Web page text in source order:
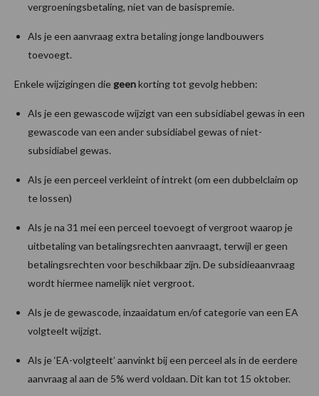
vergroeningsbetaling, niet van de basispremie.
Als je een aanvraag extra betaling jonge landbouwers
toevoegt.
Enkele wijzigingen diegeenkorting tot gevolg hebben:
Als je een gewascode wijzigt van een subsidiabel gewas in een
gewascode van een ander subsidiabel gewas of niet-
subsidiabel gewas.
Als je een perceel verkleint of intrekt (om een dubbelclaim op
te lossen)
Als je na 31 mei een perceel toevoegt of vergroot waarop je
uitbetaling van betalingsrechten aanvraagt, terwijl er geen
betalingsrechten voor beschikbaar zijn. De subsidieaanvraag
wordt hiermee namelijk niet vergroot.
Als je de gewascode, inzaaidatum en/of categorie van een EA
volgteelt wijzigt.
Als je ‘EA-volgteelt’ aanvinkt bij een perceel als in de eerdere
aanvraag al aan de 5% werd voldaan. Dit kan tot 15 oktober.